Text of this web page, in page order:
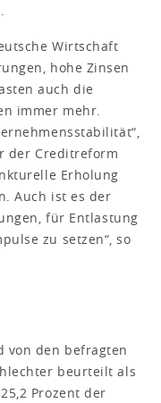
Wirtschaft
hohe Zinsen
auch die
immer mehr.
der Creditreform
Erholung
Auch ist es der
für Entlastung
zu setzen“, so
von den befragten
beurteilt als
Prozent der